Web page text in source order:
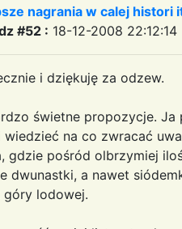
nagrania w calej histori
#52 : 18-12-2008 22:12:14
i dziękuję za odzew.
świetne propozycje.
wiedzieć na co zwracać
gdzie pośród olbrzymiej
dwunastki, a nawet
góry lodowej.